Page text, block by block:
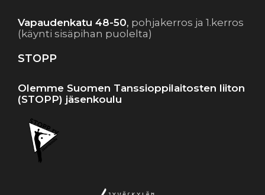
Vapaudenkatu 48-50, pohjakerros ja 1.kerros
(käynti sisäpihan puolelta)
STOPP
Olemme Suomen Tanssioppilaitosten liiton
(STOPP) jäsenkoulu